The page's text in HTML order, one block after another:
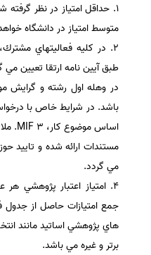
1. حداقل امتياز در نظر گرفته
متوسط امتياز در دانشگاه
2. در كليه فعاليتهاي
طبق آيين نامه ارتقا تعيين مي
در وهله اول رشته و گرايش
باشد. در شرايط خاص با
اساس موضوع كار، MIF 3. ملاك تعيين
مستندات ارائه شده و تاييد
مي گردد.
4. امتياز اعتبار پژوهشي
جمع امتيازات حاصل از جدول
هاي پژوهشي اساتيد مانند
برتر و غيره مي باشد.